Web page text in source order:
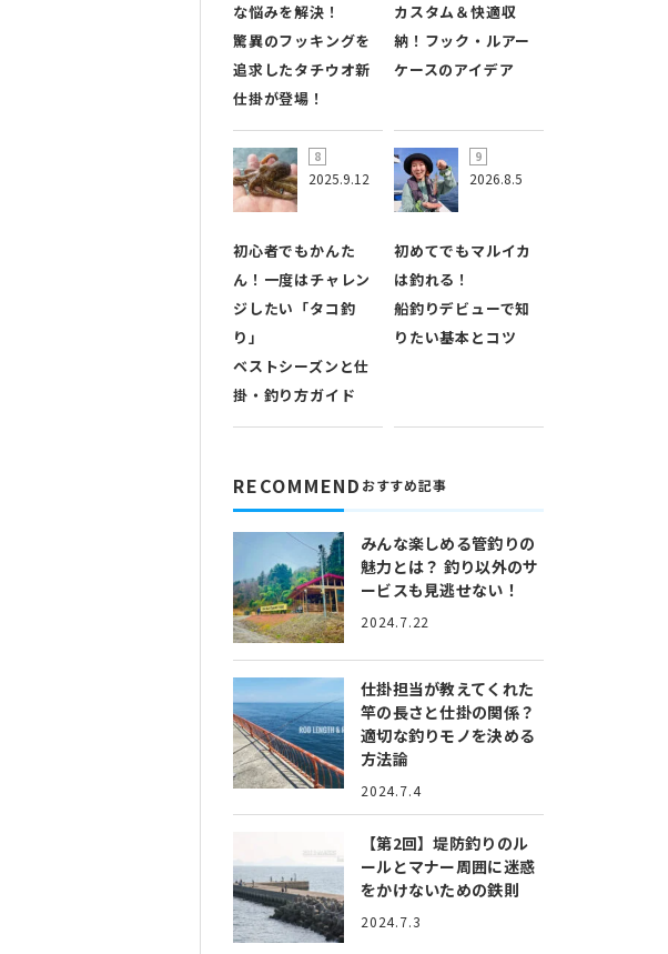
な悩みを解決！
驚異のフッキングを
追求したタチウオ新
仕掛が登場！
カスタム＆快適収
納！フック・ルアー
ケースのアイデア
2025.9.12
初心者でもかんた
ん！一度はチャレン
ジしたい「タコ釣
り」
ベストシーズンと仕
掛・釣り方ガイド
2026.8.5
初めてでもマルイカ
は釣れる！
船釣りデビューで知
りたい基本とコツ
RECOMMEND おすすめ記事
みんな楽しめる管釣りの
魅力とは？ 釣り以外のサ
ービスも見逃せない！
2024.7.22
仕掛担当が教えてくれた
竿の長さと仕掛の関係？
適切な釣りモノを決める
方法論
2024.7.4
【第2回】堤防釣りのル
ールとマナー周囲に迷惑
をかけないための鉄則
2024.7.3